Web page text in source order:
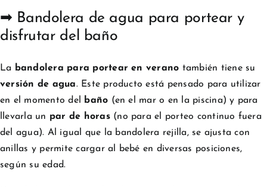
➡ Bandolera de agua para portear y
disfrutar del baño
La bandolera para portear en verano también tiene su
versión de agua. Este producto está pensado para utilizar
en el momento del
baño (en el mar o en la piscina) y para
llevarla un par de horas(no para el porteo continuo fuera
del agua). Al igual que la bandolera rejilla, se ajusta con
anillas y permite cargar al bebé en diversas posiciones,
según su edad.